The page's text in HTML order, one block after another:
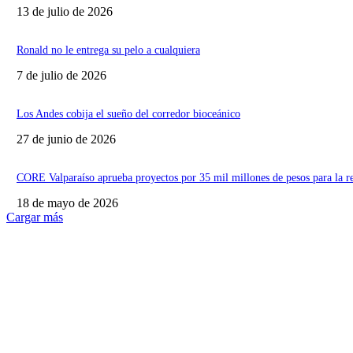
13 de julio de 2026
Ronald no le entrega su pelo a cualquiera
7 de julio de 2026
Los Andes cobija el sueño del corredor bioceánico
27 de junio de 2026
CORE Valparaíso aprueba proyectos por 35 mil millones de pesos para la
18 de mayo de 2026
Cargar más